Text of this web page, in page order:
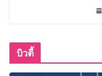
บิวตี้